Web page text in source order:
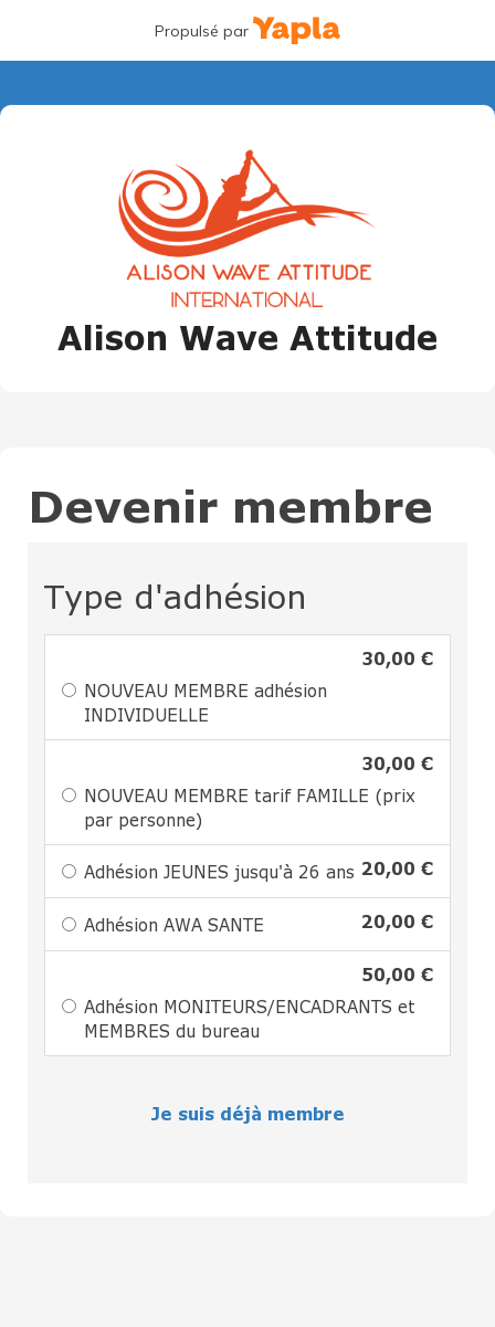
Propulsé par
Alison Wave Attitude
Devenir membre
Type d'adhésion
30,00 €
NOUVEAU MEMBRE adhésion
INDIVIDUELLE
30,00 €
NOUVEAU MEMBRE tarif FAMILLE (prix
par personne)
20,00 €
Adhésion JEUNES jusqu'à 26 ans
20,00 €
Adhésion AWA SANTE
50,00 €
Adhésion MONITEURS/ENCADRANTS et
MEMBRES du bureau
Je suis déjà membre